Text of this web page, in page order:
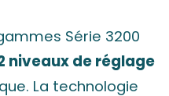
Série 3200
niveaux de réglage
La technologie